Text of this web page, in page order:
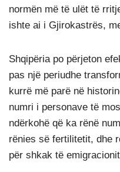
normën më të ulët të
ishte ai i Gjirokastrës,
Shqipëria po përjeton
pas një periudhe
kurrë më parë në
numri i personave të
ndërkohë që ka rënë
rënies së fertilitetit, dhe
për shkak të